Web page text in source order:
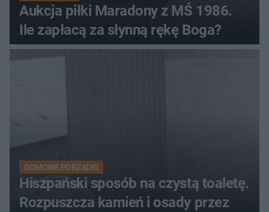
Aukcja piłki Maradony z MŚ 1986.
Ile zapłacą za słynną rękę Boga?
DOMOWE PORZĄDKI
Hiszpański sposób na czystą toaletę.
Rozpuszcza kamień i osady przez